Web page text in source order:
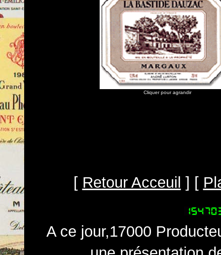
Cliquer pour agrandir
[ Retour Acceuil ] [
A ce jour,17000